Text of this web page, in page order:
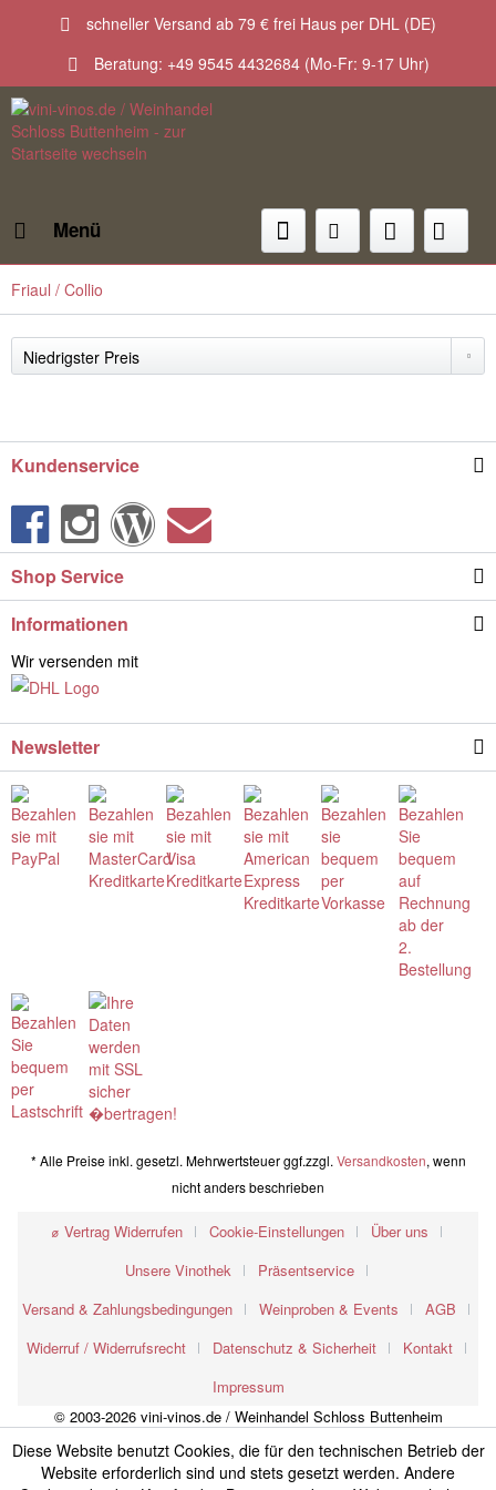
schneller Versand ab 79 € frei Haus per DHL (DE)
Beratung: +49 9545 4432684 (Mo-Fr: 9-17 Uhr)
Menü
Friaul / Collio
Kundenservice
Shop Service
Informationen
Wir versenden mit
Newsletter
* Alle Preise inkl. gesetzl. Mehrwertsteuer ggf.zzgl. Versandkosten, wenn
nicht anders beschrieben
⌀ Vertrag Widerrufen Cookie-Einstellungen
Über uns
Unsere Vinothek
Präsentservice
Versand & Zahlungsbedingungen
Weinproben & Events
AGB
Widerruf / Widerrufsrecht
Datenschutz & Sicherheit
Kontakt
Impressum
© 2003-2026 vini-vinos.de / Weinhandel Schloss Buttenheim
Diese Website benutzt Cookies, die für den technischen Betrieb der
Website erforderlich sind und stets gesetzt werden. Andere